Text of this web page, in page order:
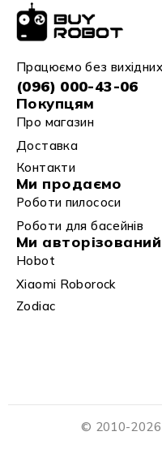
Працюємо без
(096) 000-43-06
Покупцям
Про магазин
Доставка
Контакти
Ми продаємо
Роботи пилососи
Роботи для басейнів
Ми
Hobot
Xiaomi Roborock
Zodiac
© 2010-